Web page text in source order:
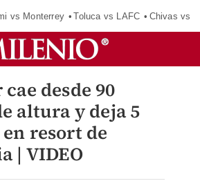
vs Monterrey Toluca vs LAFC Chivas vs
desde 90
altura y deja 5
resort de
| VIDEO